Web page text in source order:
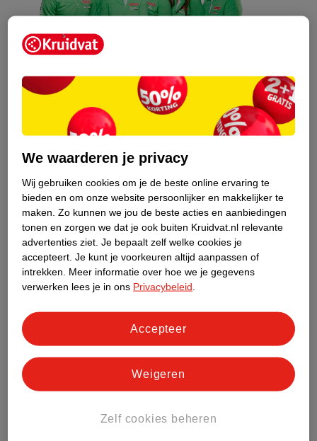
Kruidvat is een erkend specialist in
zelfzorg, ook online. Wat je
gezondheidsvraag ook is, stel hem aan
Stel je gezondheidsvraag
Ook in deze winkel
Kruidvat.nl ophaalpunt
Laat je bestelling snel en gemakkelijk bezorgen in de
Kruidvat is een gecertificeerd drogist. Dit betekent dat je
We waarderen je privacy
Wij gebruiken cookies om je de beste online ervaring te
bieden en om onze website persoonlijker en makkelijker te
maken. Zo kunnen we jou de beste acties en aanbiedingen
tonen en zorgen we dat je ook buiten Kruidvat.nl relevante
advertenties ziet. Je bepaalt zelf welke cookies je
accepteert. Je kunt je voorkeuren altijd aanpassen of
intrekken.
Meer informatie over hoe we je gegevens
verwerken lees je in ons Privacybeleid
Zelf cookies beheren
Weigeren
Accepteer